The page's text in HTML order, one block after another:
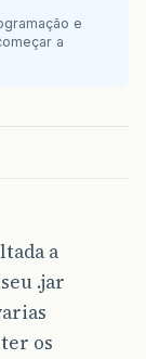
e
a
a
.jar
os